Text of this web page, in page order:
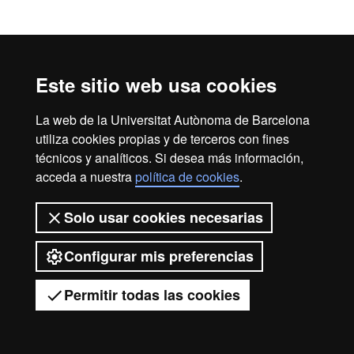
Este sitio web usa cookies
La web de la Universitat Autònoma de Barcelona
utiliza cookies propias y de terceros con fines
técnicos y analíticos. Si desea más información,
acceda a nuestrapolítica de cookies.
Solo usar cookies necesarias
Configurar mis preferencias
Permitir todas las cookies
Tienes dudas?